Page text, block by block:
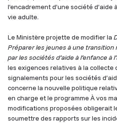
l’encadrement d’une société
vie adulte.
Le Ministère projette de modifier la
Préparer les jeunes à une transition
par les sociétés d’aide à l’enfance à
les exigences relatives à la collecte
signalements pour les sociétés
concerne la nouvelle politique
en charge et le programme À vos
modifications proposées obligerait
soumettre des rapports sur les